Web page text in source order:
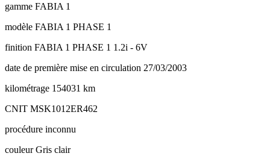
gamme FABIA 1
modèle FABIA 1 PHASE 1
finition FABIA 1 PHASE 1 1.2i - 6V
date de première mise en circulation 27/03/2003
kilométrage 154031 km
CNIT MSK1012ER462
procédure inconnu
couleurGris clair